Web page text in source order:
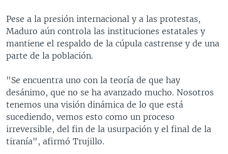
Pese a la presión internacional y a las protestas,
Maduro aún controla las instituciones estatales y
mantiene el respaldo de la cúpula castrense y de una
parte de la población.
"Se encuentra uno con la teoría de que hay
desánimo, que no se ha avanzado mucho. Nosotros
tenemos una visión dinámica de lo que está
sucediendo, vemos esto como un proceso
irreversible, del fin de la usurpación y el final de la
tiranía", afirmó Trujillo.